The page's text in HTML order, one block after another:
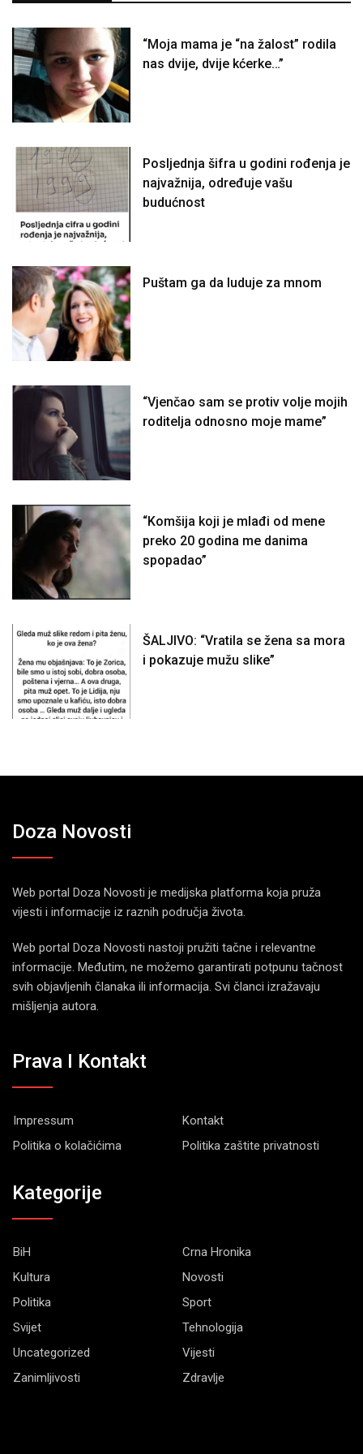
“Moja mama je “na žalost” rodila
nas dvije, dvije kćerke…”
Posljednja šifra u godini rođenja je
najvažnija, određuje vašu
budućnost
Puštam ga da luduje za mnom
“Vjenčao sam se protiv volje mojih
roditelja odnosno moje mame”
“Komšija koji je mlađi od mene
preko 20 godina me danima
spopadao”
ŠALJIVO: “Vratila se žena sa mora
i pokazuje mužu slike”
Doza Novosti
Web portal Doza Novosti je medijska platforma koja pruža
vijesti i informacije iz raznih područja života.
Web portal Doza Novosti nastoji pružiti tačne i relevantne
informacije. Međutim, ne možemo garantirati potpunu tačnost
svih objavljenih članaka ili informacija. Svi članci izražavaju
mišljenja autora.
Prava I Kontakt
Impressum
Kontakt
Politika o kolačićima
Politika zaštite privatnosti
Kategorije
BiH
Crna Hronika
Kultura
Novosti
Politika
Sport
Svijet
Tehnologija
Uncategorized
Vijesti
Zanimljivosti
Zdravlje